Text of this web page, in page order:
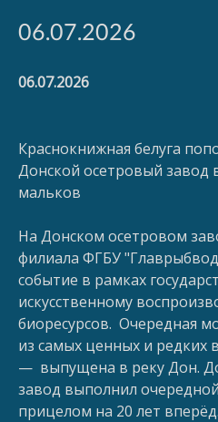
06.07.2026
06.07.2026
Краснокнижная белуга
Донской осетровый завод
мальков
На Донском осетровом
филиала ФГБУ
событие в рамках
искусственному
биоресурсов. Очередная
из самых ценных и редких
— выпущена в реку Дон.
завод выполнил
прицелом на 20 лет вперёд.